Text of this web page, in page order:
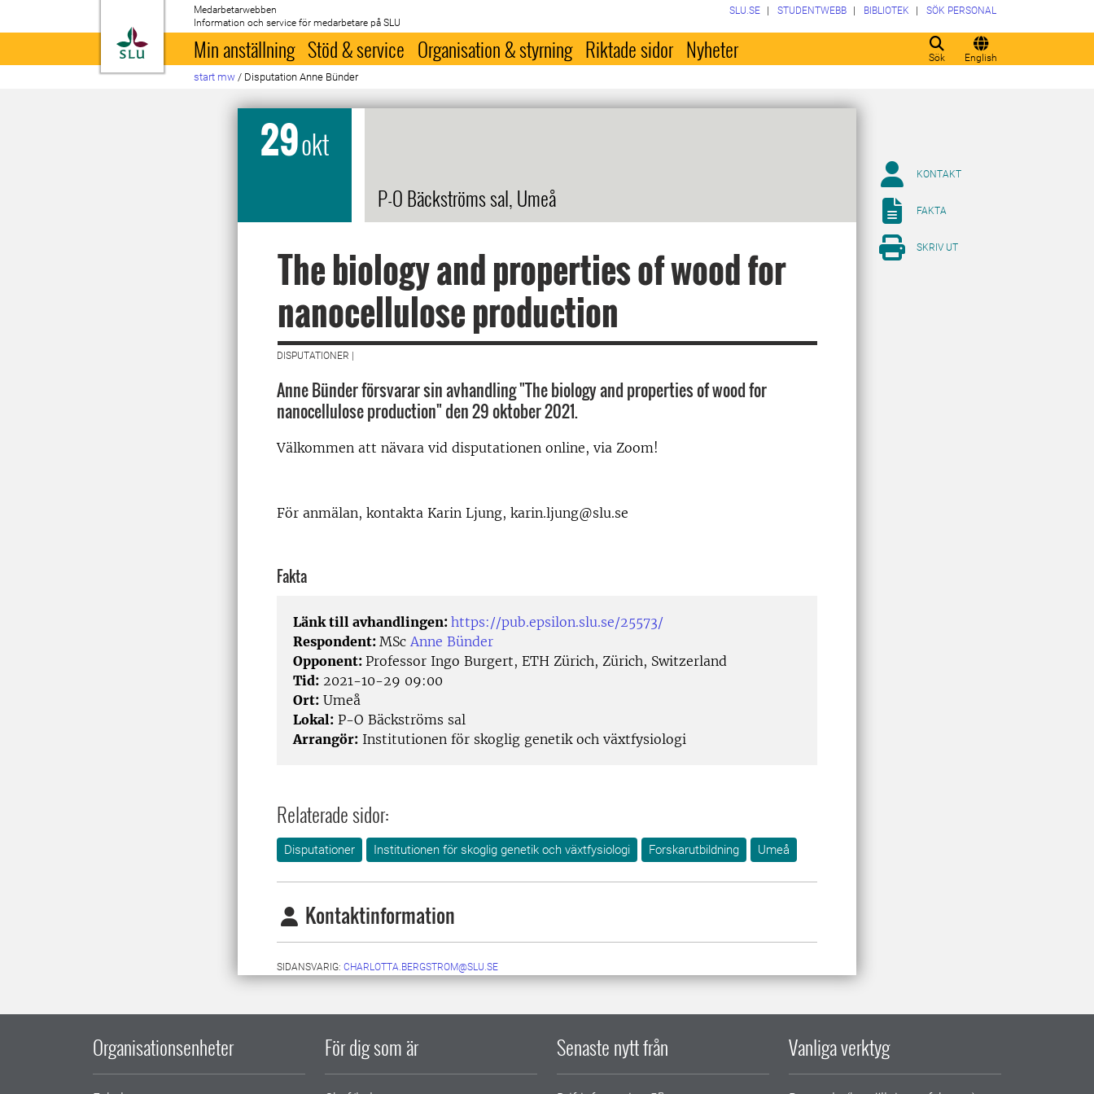
Till startsida
Medarbetarwebben
Information och service för medarbetare på SLU
Sök English
SLU.SE STUDENTWEBB BIBLIOTEK SÖK PERSONAL
Min anställning Stöd & service Organisation & styrning Riktade sidor Nyheter
start mw / Disputation Anne Bünder
29okt
P-O Bäckströms sal, Umeå
The biology and properties of wood for
nanocellulose production
DISPUTATIONER |
Anne Bünder försvarar sin avhandling "The biology and properties of wood for
nanocellulose production" den 29 oktober 2021.
Välkommen att nävara vid disputationen online, via Zoom!
För anmälan, kontakta Karin Ljung, karin.ljung@slu.se
Fakta
Länk till avhandlingen: https://pub.epsilon.slu.se/25573/
Respondent: MSc Anne Bünder
Opponent: Professor Ingo Burgert, ETH Zürich, Zürich, Switzerland
Tid: 2021-10-29 09:00
Ort: Umeå
Lokal: P-O Bäckströms sal
Arrangör: Institutionen för skoglig genetik och växtfysiologi
Relaterade sidor:
Disputationer Institutionen för skoglig genetik och växtfysiologi Forskarutbildning Umeå
Kontaktinformation
SIDANSVARIG: CHARLOTTA.BERGSTROM@SLU.SE
KONTAKT
FAKTA
SKRIV UT
Organisationsenheter För dig som är Senaste nytt från Vanliga verktyg